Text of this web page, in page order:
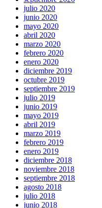
julio 2020
junio 2020
mayo 2020
abril 2020
marzo 2020
febrero 2020
enero 2020
diciembre 2019
octubre 2019
septiembre 2019
julio 2019
junio 2019
mayo 2019
abril 2019
marzo 2019
febrero 2019
enero 2019
diciembre 2018
noviembre 2018
septiembre 2018
agosto 2018
julio 2018
junio 2018